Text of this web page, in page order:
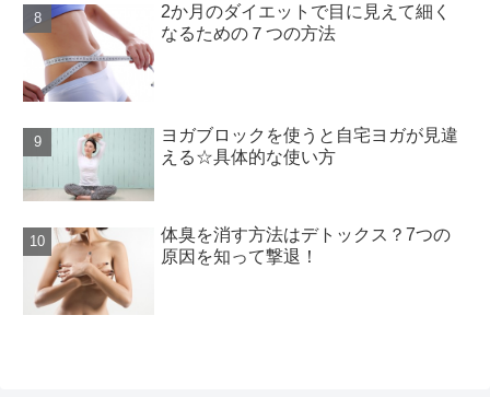
2か月のダイエットで目に見えて細く
なるための７つの方法
ヨガブロックを使うと自宅ヨガが見違
える☆具体的な使い方
体臭を消す方法はデトックス？7つの
原因を知って撃退！